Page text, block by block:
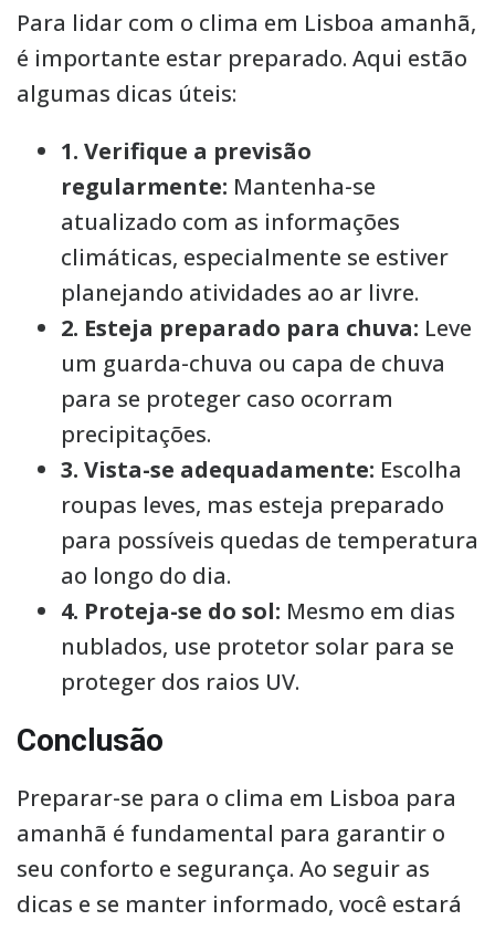
Para lidar com o clima em Lisboa amanhã,
é importante estar preparado. Aqui estão
algumas dicas úteis:
1. Verifique a previsão
regularmente: Mantenha-se
atualizado com as informações
climáticas, especialmente se estiver
planejando atividades ao ar livre.
2. Esteja preparado para chuva: Leve
um guarda-chuva ou capa de chuva
para se proteger caso ocorram
precipitações.
3. Vista-se adequadamente: Escolha
roupas leves, mas esteja preparado
para possíveis quedas de temperatura
ao longo do dia.
4. Proteja-se do sol: Mesmo em dias
nublados, use protetor solar para se
proteger dos raios UV.
Conclusão
Preparar-se para o clima em Lisboa para
amanhã é fundamental para garantir o
seu conforto e segurança. Ao seguir as
dicas e se manter informado, você estará